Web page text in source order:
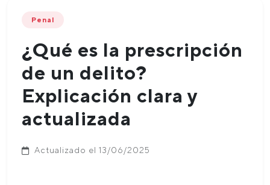
Penal
¿Qué es la prescripción
de un delito?
Explicación clara y
actualizada
Actualizado el 13/06/2025